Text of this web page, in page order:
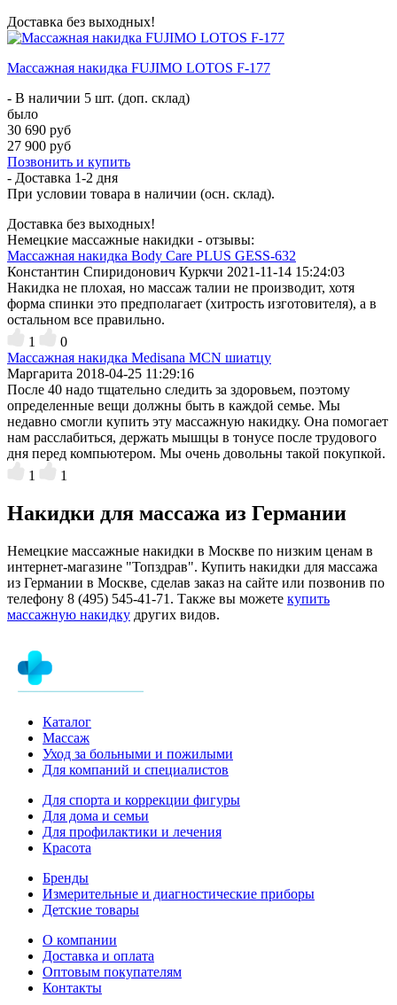
Доставка без выходных!
Массажная накидка FUJIMO LOTOS F-177
- В наличии 5 шт. (доп. склад)
было
30 690 руб
27 900 руб
Позвонить и купить
- Доставка 1-2 дня
При условии товара в наличии (осн. склад).
Доставка без выходных!
Немецкие массажные накидки - отзывы:
Массажная накидка Body Care PLUS GESS-632
Константин Спиридонович Куркчи 2021-11-14 15:24:03
Накидка не плохая, но массаж талии не производит, хотя
форма спинки это предполагает (хитрость изготовителя), а в
остальном все правильно.
1
0
Массажная накидка Medisana MCN шиатцу
Маргарита 2018-04-25 11:29:16
После 40 надо тщательно следить за здоровьем, поэтому
определенные вещи должны быть в каждой семье. Мы
недавно смогли купить эту массажную накидку. Она помогает
нам расслабиться, держать мышцы в тонусе после трудового
дня перед компьютером. Мы очень довольны такой покупкой.
1
1
Накидки для массажа из Германии
Немецкие массажные накидки в Москве по низким ценам в
интернет-магазине "Топздрав". Купить накидки для массажа
из Германии в Москве, сделав заказ на сайте или позвонив по
телефону 8 (495) 545-41-71. Также вы можете купить
массажную накидку других видов.
Каталог
Массаж
Уход за больными и пожилыми
Для компаний и специалистов
Для спорта и коррекции фигуры
Для дома и семьи
Для профилактики и лечения
Красота
Бренды
Измерительные и диагностические приборы
Детские товары
О компании
Доставка и оплата
Оптовым покупателям
Контакты